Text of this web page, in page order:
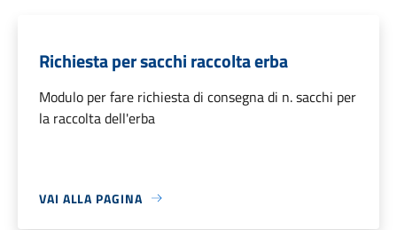
Richiesta per sacchi raccolta erba
Modulo per fare richiesta di consegna di n. sacchi per
la raccolta dell'erba
VAI ALLA PAGINA